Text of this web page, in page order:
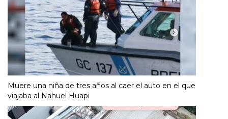
Muere una niña de tres años al caer el auto en el que
viajaba al Nahuel Huapi